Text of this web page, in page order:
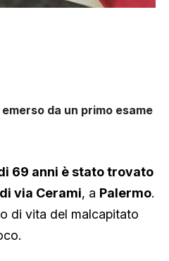
da un primo esame
di 69 anni è stato trovato
via Cerami, a Palermo.
di vita del malcapitato